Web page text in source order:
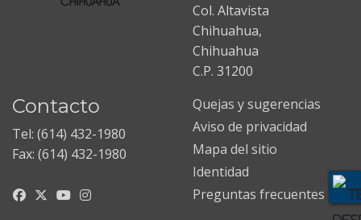
Col. Altavista
Chihuahua,
Chihuahua
C.P. 31200
Contacto
Tel: (614) 432-1980
Fax: (614) 432-1980
Quejas y sugerencias
Aviso de privacidad
Mapa del sitio
Identidad
Preguntas frecuentes